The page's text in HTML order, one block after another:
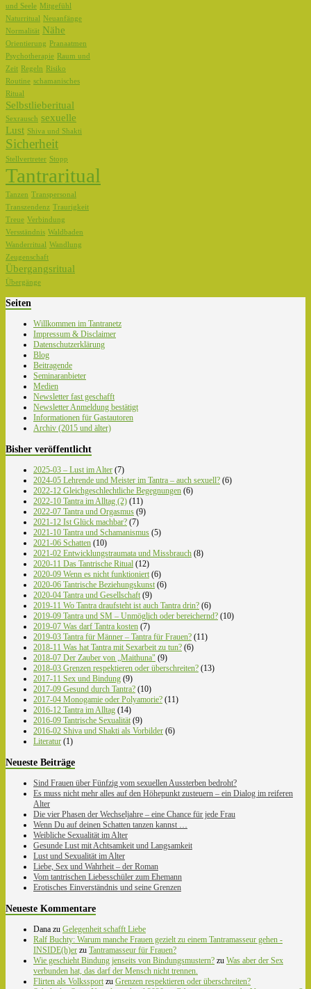
und Seele Mitgefühl
Naturritual Neuanfänge
Normalität Nähe
Orientierung
Pranaatmen
Psychotherapie Raum und
Zeit Regeln
Risiko
Routine schamanisches
Ritual
Selbstlieberitual
Sexrausch sexuelle
Lust Shiva und Shakti
Sicherheit
Stellvertreter Stopp
Tantraritual
Tanzen Transpersonal
Transzendenz Traurigkeit
Treue Verbindung
Versständnis Waldbaden
Wanderritual Wandlung
Zeugenschaft
Übergangsritual
Übergänge
Seiten
Willkommen im Tantranetz
Impressum & Disclaimer
Datenschutzerklärung
Blog
Beitragende
Seminaranbieter
Medien
Newsletter fast geschafft
Newsletter Anmeldung bestätigt
Informationen für Gastautoren
Archiv (2015 und älter)
Bisher veröffentlicht
2025-03 – Lust im Alter (7)
2024-05 Lehrende und Meister im Tantra – auch sexuell? (6)
2022-12 Gleichgeschlechtliche Begegnungen (6)
2022-10 Tantra im Alltag (2) (11)
2022-07 Tantra und Orgasmus (9)
2021-12 Ist Glück machbar? (7)
2021-10 Tantra und Schamanismus (5)
2021-06 Schatten (10)
2021-02 Entwicklungstraumata und Missbrauch (8)
2020-11 Das Tantrische Ritual (12)
2020-09 Wenn es nicht funktioniert (6)
2020-06 Tantrische Beziehungskunst (6)
2020-04 Tantra und Gesellschaft (9)
2019-11 Wo Tantra draufsteht ist auch Tantra drin? (6)
2019-09 Tantra und SM – Unmöglich oder bereichernd? (10)
2019-07 Was darf Tantra kosten (7)
2019-03 Tantra für Männer – Tantra für Frauen? (11)
2018-11 Was hat Tantra mit Sexarbeit zu tun? (6)
2018-07 Der Zauber von „Maithuna" (9)
2018-03 Grenzen respektieren oder überschreiten? (13)
2017-11 Sex und Bindung (9)
2017-09 Gesund durch Tantra? (10)
2017-04 Monogamie oder Polyamorie? (11)
2016-12 Tantra im Alltag (14)
2016-09 Tantrische Sexualität (9)
2016-02 Shiva und Shakti als Vorbilder (6)
Literatur (1)
Neueste Beiträge
Sind Frauen über Fünfzig vom sexuellen Aussterben bedroht?
Es muss nicht mehr alles auf den Höhepunkt zusteuern – ein Dialog im reiferen
Alter
Die vier Phasen der Wechseljahre – eine Chance für jede Frau
Wenn Du auf deinen Schatten tanzen kannst …
Weibliche Sexualität im Alter
Gesunde Lust mit Achtsamkeit und Langsamkeit
Lust und Sexualität im Alter
Liebe, Sex und Wahrheit – der Roman
Vom tantrischen Liebesschüler zum Ehemann
Erotisches Einverständnis und seine Grenzen
Neueste Kommentare
Dana zu Gelegenheit schafft Liebe
Ralf Buchty: Warum manche Frauen gezielt zu einem Tantramasseur gehen -
INSIDE(h)er zu Tantramasseur für Frauen?
Wie geschieht Bindung jenseits von Bindungsmustern? zu Was aber der Sex
verbunden hat, das darf der Mensch nicht trennen.
Flirten als Volkssport zu Grenzen respektieren oder überschreiten?